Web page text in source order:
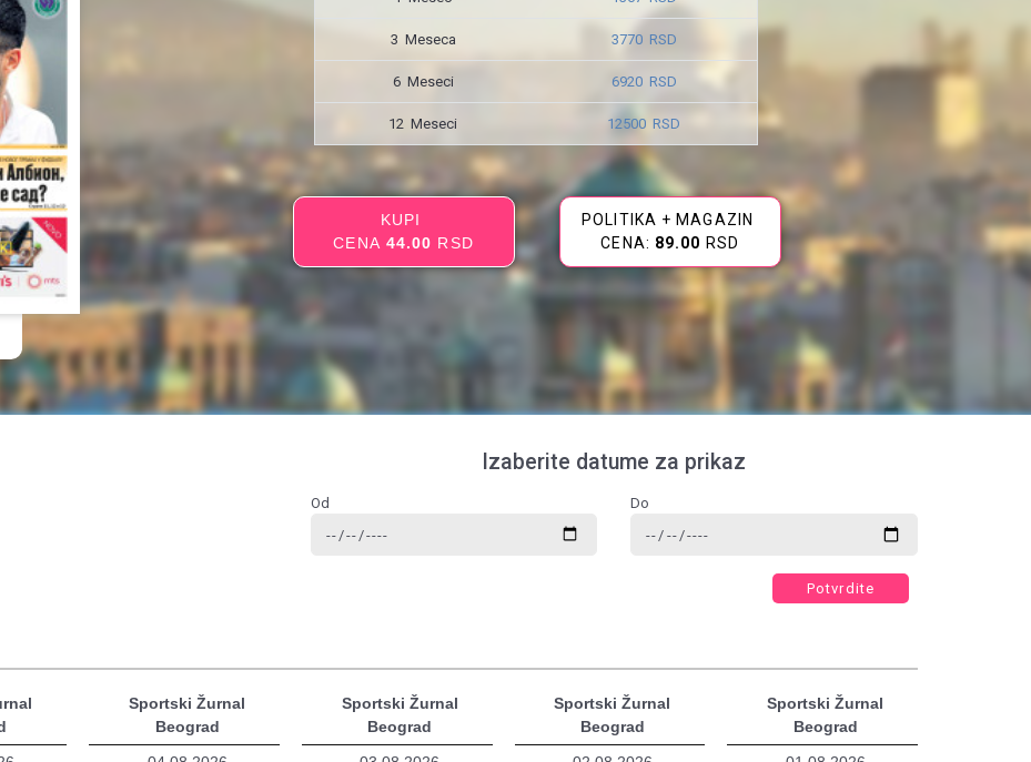
3 Meseca 3770 RSD
6 Meseci 6920 RSD
12 Meseci 12500 RSD
KUPI
CENA 44.00 RSD
POLITIKA + MAGAZIN
CENA: 89.00 RSD
Izaberite datume za prikaz
Od Do
Potvrdite
Sportski Žurnal
Beograd
Sportski Žurnal
Beograd
Sportski Žurnal
Beograd
Sportski Žurnal
Beograd